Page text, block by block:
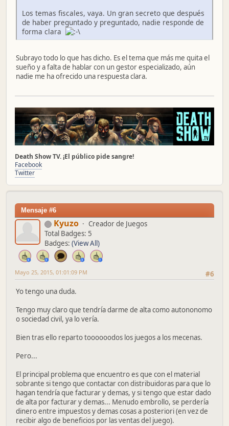
Los temas fiscales, vaya. Un gran secreto que después
de haber preguntado y preguntado, nadie responde de
forma clara
Subrayo todo lo que has dicho. Es el tema que más me quita el
sueño y a falta de hablar con un gestor especializado, aún
nadie me ha ofrecido una respuesta clara.
Death Show TV. ¡El público pide sangre!
Facebook
Twitter
Mensaje #6
Kyuzo
Creador de Juegos
Total Badges: 5
Badges: (View All)
#6
Mayo 25, 2015, 01:01:09 PM
Yo tengo una duda.
Tengo muy claro que tendría darme de alta como autononomo
o sociedad civil, ya lo vería.
Bien tras ello reparto toooooodos los juegos a los mecenas.
Pero...
El principal problema que encuentro es que con el material
sobrante si tengo que contactar con distribuidoras para que lo
hagan tendría que facturar y demas, y si tengo que estar dado
de alta por facturar y demas... Menudo embrollo, se perdería
dinero entre impuestos y demas cosas a posteriori (en vez de
recibir algo de beneficios por las ventas del juego).